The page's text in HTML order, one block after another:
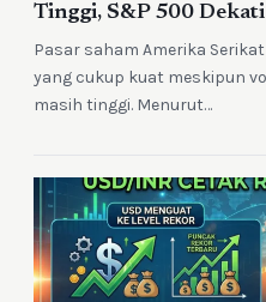
Tinggi, S&P 500
Pasar saham Amerika
yang cukup kuat meskipun
masih tinggi. Menurut…